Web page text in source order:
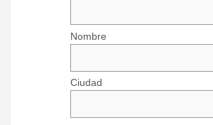
Nombre
Ciudad